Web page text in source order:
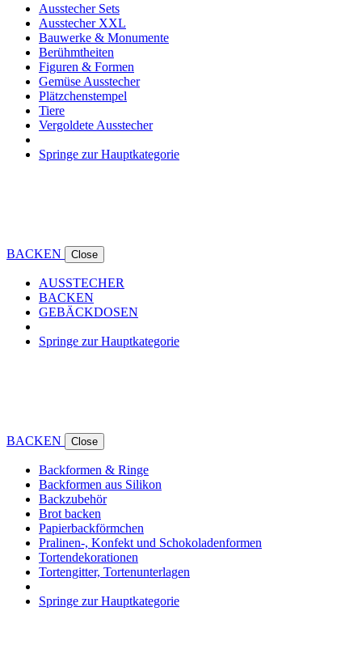
Ausstecher Sets
Ausstecher XXL
Bauwerke & Monumente
Berühmtheiten
Figuren & Formen
Gemüse Ausstecher
Plätzchenstempel
Tiere
Vergoldete Ausstecher
Springe zur Hauptkategorie
BACKEN Close
AUSSTECHER
BACKEN
GEBÄCKDOSEN
Springe zur Hauptkategorie
BACKEN Close
Backformen & Ringe
Backformen aus Silikon
Backzubehör
Brot backen
Papierbackförmchen
Pralinen-, Konfekt und Schokoladenformen
Tortendekorationen
Tortengitter, Tortenunterlagen
Springe zur Hauptkategorie